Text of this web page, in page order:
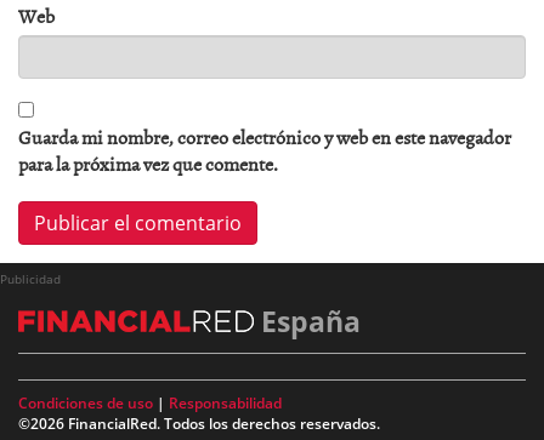
Web
Guarda mi nombre, correo electrónico y web en este navegador
para la próxima vez que comente.
Publicidad
España
Condiciones de uso | Responsabilidad
©2026 FinancialRed. Todos los derechos reservados.